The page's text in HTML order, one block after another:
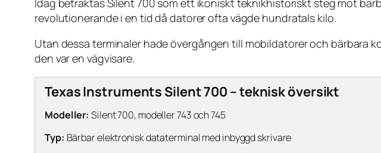
revolutionerande i en tid då datorer ofta vägde hundratals kilo.
Utan dessa terminaler hade övergången till mobildatorer och bärbara
den var en vägvisare.
Texas Instruments Silent 700 – teknisk översikt
Modeller: Silent 700, modeller 743 och 745
Typ: Bärbar elektronisk dataterminal med inbyggd skrivare